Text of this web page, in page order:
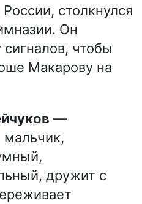
столкнулся
Он
чтобы
Макарову на
—
мальчик,
дружит с